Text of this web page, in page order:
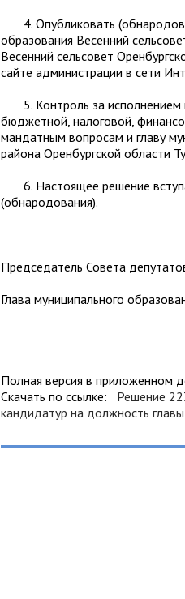
4. Опубликовать
образования Весенний
Весенний сельсовет
сайте администрации в сети
5. Контроль за исполнением
бюджетной, налоговой,
мандатным вопросам и главу
района Оренбургской области
6. Настоящее решение
(обнародования).
Председатель
Глава муниципального
Полная версия в приложенном
Скачать по ссылке: Решение
кандидатур на должность